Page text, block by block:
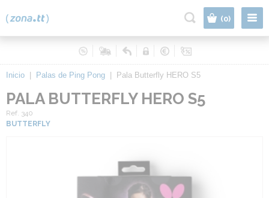
(0)
Inicio Palas de Ping Pong Pala Butterfly HERO S5
PALA BUTTERFLY HERO S5
Ref. 340
BUTTERFLY